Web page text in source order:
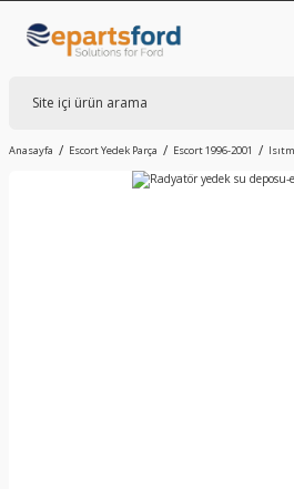
Anasayfa Escort Yedek Parça Escort 1996-2001